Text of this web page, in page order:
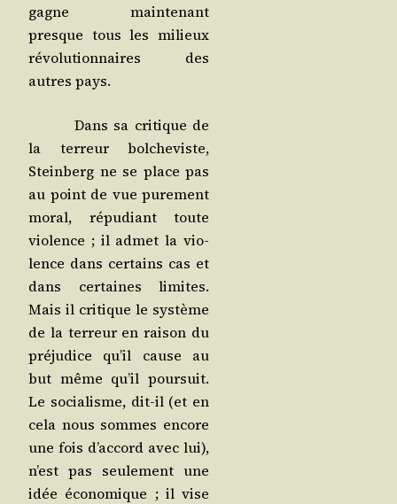
gagne main­te­nant
presque tous les milieux
révo­lu­tion­naires des
autres pays.
Dans sa cri­tique de
la ter­reur bol­che­viste,
Stein­berg ne se place pas
au point de vue pure­ment
moral, répu­diant toute
vio­lence ; il admet la vio­
lence dans cer­tains cas et
dans cer­taines limites.
Mais il cri­tique le sys­tème
de la ter­reur en rai­son du
pré­ju­dice qu’il cause au
but même qu’il pour­suit.
Le socia­lisme, dit-il (et en
cela nous sommes encore
une fois d’ac­cord avec lui),
n’est pas seule­ment une
idée éco­no­mique ; il vise